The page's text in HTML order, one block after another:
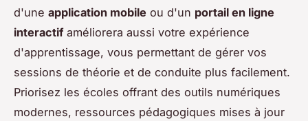
d'une application mobile ou d'un portail en ligne
interactifaméliorera aussi votre expérience
d'apprentissage, vous permettant de gérer vos
sessions de théorie et de conduite plus facilement.
Priorisez les écoles offrant des outils numériques
modernes, ressources pédagogiques mises à jour